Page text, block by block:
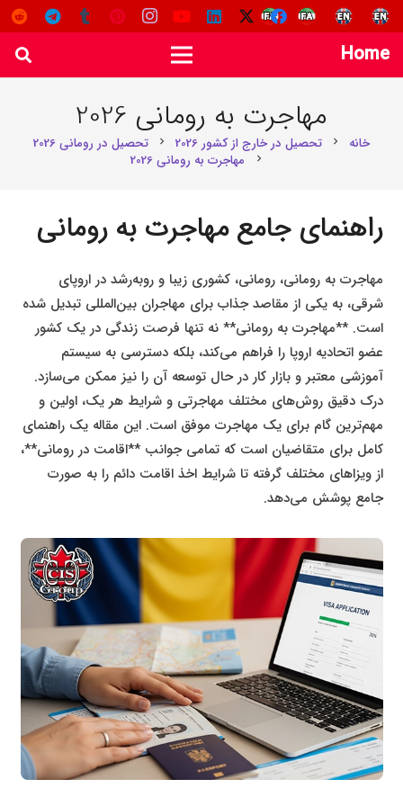
Home
مهاجرت به رومانی 2026
خانه chevron_right تحصیل در خارج از کشور 2026 chevron_right تحصیل در رومانی 2026
chevron_right مهاجرت به رومانی 2026
راهنمای جامع مهاجرت به رومانی
مهاجرت به رومانی، رومانی، کشوری زیبا و روبه‌رشد در اروپای
شرقی، به یکی از مقاصد جذاب برای مهاجران بین‌المللی تبدیل شده
است. **مهاجرت به رومانی** نه تنها فرصت زندگی در یک کشور
عضو اتحادیه اروپا را فراهم می‌کند، بلکه دسترسی به سیستم
آموزشی معتبر و بازار کار در حال توسعه آن را نیز ممکن می‌سازد.
درک دقیق روش‌های مختلف مهاجرتی و شرایط هر یک، اولین و
مهم‌ترین گام برای یک مهاجرت موفق است. این مقاله یک راهنمای
کامل برای متقاضیان است که تمامی جوانب **اقامت در رومانی**،
از ویزاهای مختلف گرفته تا شرایط اخذ اقامت دائم را به صورت
جامع پوشش می‌دهد.